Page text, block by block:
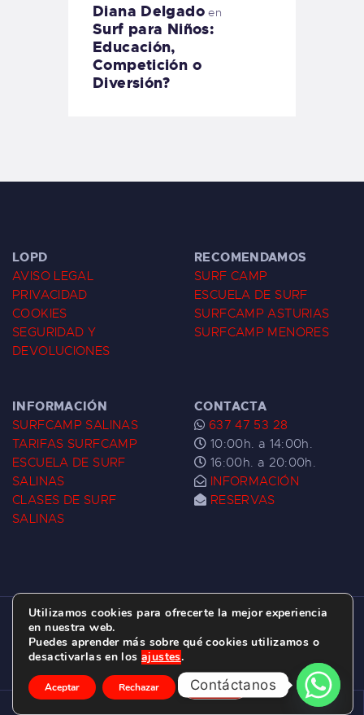
Diana Delgadoen
Surf para Niños:
Educación,
Competición o
Diversión?
LOPD
AVISO LEGAL
PRIVACIDAD
COOKIES
SEGURIDAD Y
DEVOLUCIONES
RECOMENDAMOS
SURF CAMP
ESCUELA DE SURF
SURFCAMP ASTURIAS
SURFCAMP MENORES
INFORMACIÓN
SURFCAMP SALINAS
TARIFAS SURFCAMP
ESCUELA DE SURF
SALINAS
CLASES DE SURF
SALINAS
CONTACTA
637 47 53 28
10:00h. a 14:00h.
16:00h. a 20:00h.
INFORMACIÓN
RESERVAS
ESCUELA DE SURF LAS DUNAS ©
2026.
C/ BERNARDO ÁLVAREZ GALAN 1, SALINAS
(ASTURIAS)
Utilizamos cookies para ofrecerte la mejor experiencia
en nuestra web.
Puedes aprender más sobre qué cookies utilizamos o
desactivarlas en los ajustes.
Aceptar Rechazar Ajustes
Contáctanos